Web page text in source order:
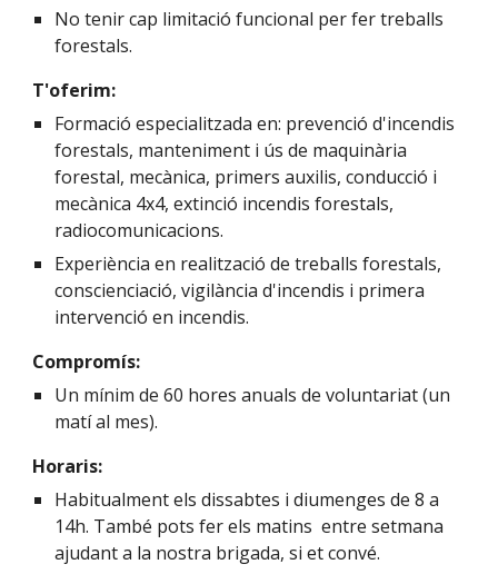
No tenir cap limitació funcional per fer treballs
forestals.
T'oferim:
Formació especialitzada en: prevenció d'incendis
forestals, manteniment i ús de maquinària
forestal, mecànica, primers auxilis, conducció i
mecànica 4x4, extinció incendis forestals,
radiocomunicacions.
Experiència en realització de treballs forestals,
conscienciació, vigilància d'incendis i primera
intervenció en incendis.
Compromís:
Un mínim de 60 hores anuals de voluntariat (un
matí al mes).
Horaris:
Habitualment els dissabtes i diumenges de 8 a
14h. També pots fer els matins entre setmana
ajudant a la nostra brigada, si et convé.